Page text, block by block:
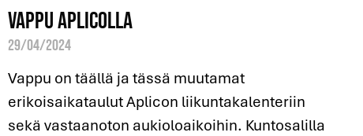
Vappu Aplicolla
29/04/2024
Vappu on täällä ja tässä muutamat
erikoisaikataulut Aplicon liikuntakalenteriin
sekä vastaanoton aukioloaikoihin. Kuntosalilla